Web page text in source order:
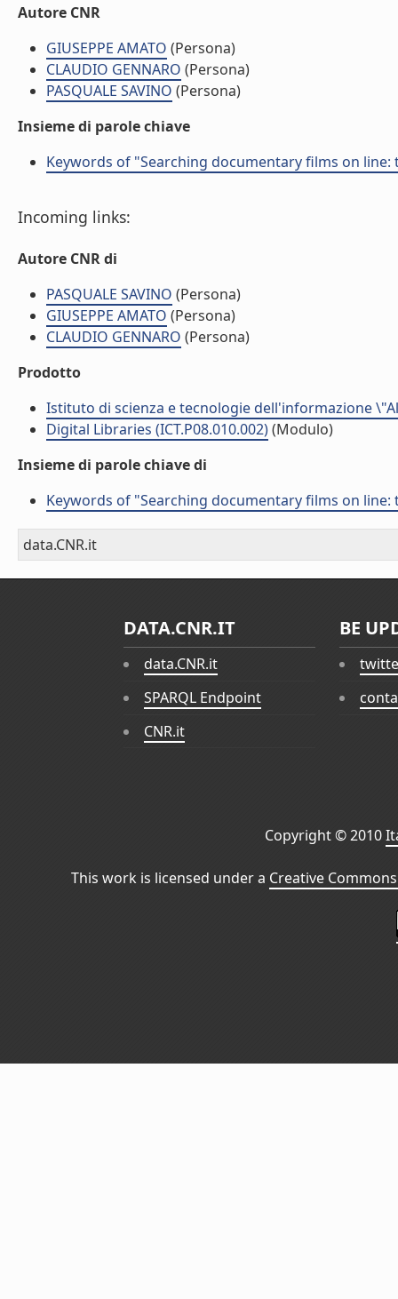
Autore CNR
GIUSEPPE AMATO (Persona)
CLAUDIO GENNARO (Persona)
PASQUALE SAVINO (Persona)
Insieme di parole chiave
Keywords of "Searching documentary films on line:
Incoming links:
Autore CNR di
PASQUALE SAVINO (Persona)
GIUSEPPE AMATO (Persona)
CLAUDIO GENNARO (Persona)
Prodotto
Istituto di scienza e tecnologie dell'informazione
Digital Libraries (ICT.P08.010.002)(Modulo)
Insieme di parole chiave di
Keywords of "Searching documentary films on line:
data.CNR.it
DATA.CNR.IT
data.CNR.it
SPARQL Endpoint
CNR.it
BE
Copyright © 2010
This work is licensed under a Creative